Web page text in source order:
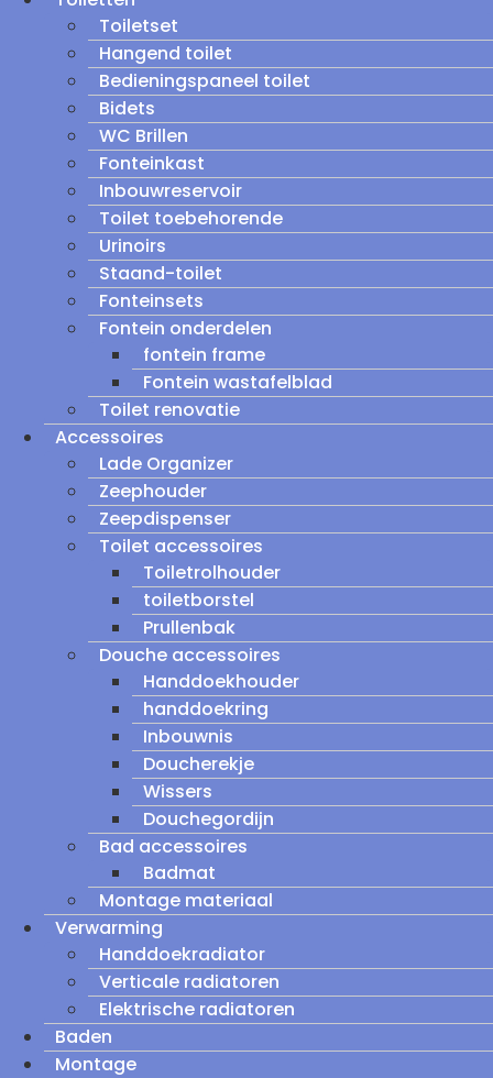
Toiletset
Hangend toilet
Bedieningspaneel toilet
Bidets
WC Brillen
Fonteinkast
Inbouwreservoir
Toilet toebehorende
Urinoirs
Staand-toilet
Fonteinsets
Fontein onderdelen
fontein frame
Fontein wastafelblad
Toilet renovatie
Accessoires
Lade Organizer
Zeephouder
Zeepdispenser
Toilet accessoires
Toiletrolhouder
toiletborstel
Prullenbak
Douche accessoires
Handdoekhouder
handdoekring
Inbouwnis
Doucherekje
Wissers
Douchegordijn
Bad accessoires
Badmat
Montage materiaal
Verwarming
Handdoekradiator
Verticale radiatoren
Elektrische radiatoren
Baden
Montage